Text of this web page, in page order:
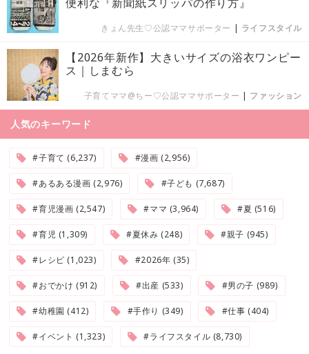
きょん先生♡公認ママサポーター | ライフスタイル
【2026年新作】大きいサイズの浴衣ワンピー
ス｜しまむら
子育てママ@ちー♡公認ママサポーター | ファッション
人気のキーワード
#子育て (6,237) #漫画 (2,956)
#あるある漫画 (2,976) #子ども (7,687)
#育児漫画 (2,547) #ママ (3,964) #夏 (516)
#育児 (1,309) #夏休み (248) #親子 (945)
#レシピ (1,023) #2026年 (35)
#おでかけ (912) #出産 (533) #男の子 (989)
#幼稚園 (412) #手作り (349) #仕事 (404)
#イベント (1,323) #ライフスタイル (8,730)